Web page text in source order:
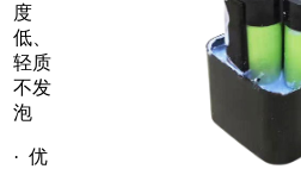
度
低、
轻质
不发
泡
· 优